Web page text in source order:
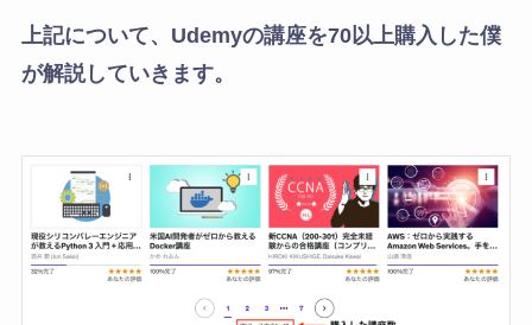
上記について、Udemyの講座を70以上購入した僕
が解説していきます。